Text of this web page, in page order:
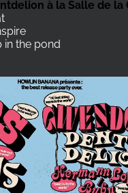
à la Salle de la
in the pond